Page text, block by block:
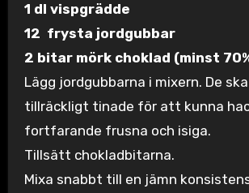
1 dl vispgrädde
12 frysta jordgubbar
2 bitar mörk choklad (minst
Lägg jordgubbarna i mixern. De
tillräckligt tinade för att kunna
fortfarande frusna och isiga.
Tillsätt chokladbitarna.
Mixa snabbt till en jämn